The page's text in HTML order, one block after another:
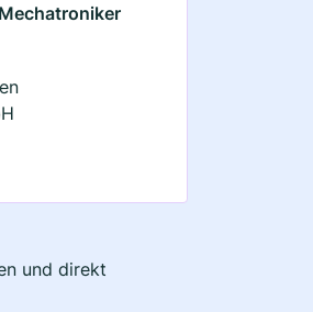
und direkt